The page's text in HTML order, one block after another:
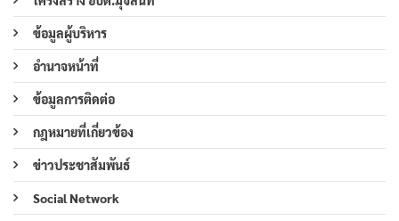
ข้อมูลผู้บริหาร
อำนาจหน้าที่
ข้อมูลการติดต่อ
กฎหมายที่เกี่ยวข้อง
ข่าวประชาสัมพันธ์
Social Network